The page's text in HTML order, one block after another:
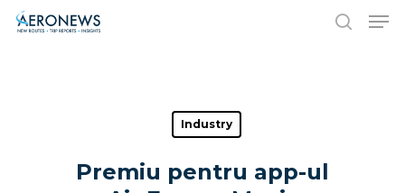
Hit enter to search or ESC to close
Industry
Premiu pentru app-ul